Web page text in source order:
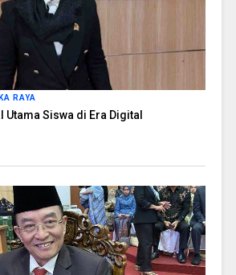
RAYA
Siswa di Era Digital